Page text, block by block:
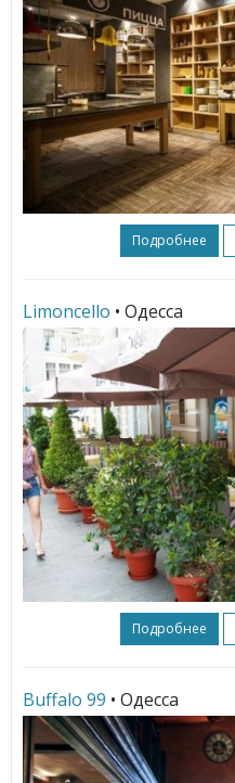
Подробнее
Limoncello • Одесса
Подробнее
Buffalo 99 • Одесса